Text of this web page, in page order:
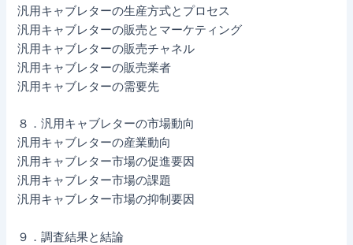
汎用キャブレターの生産方式とプロセス
汎用キャブレターの販売とマーケティング
汎用キャブレターの販売チャネル
汎用キャブレターの販売業者
汎用キャブレターの需要先
８．汎用キャブレターの市場動向
汎用キャブレターの産業動向
汎用キャブレター市場の促進要因
汎用キャブレター市場の課題
汎用キャブレター市場の抑制要因
９．調査結果と結論